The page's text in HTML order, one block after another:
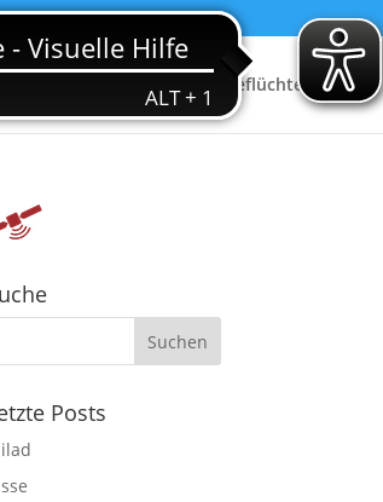
Beratung für Geflüchtete
Posts